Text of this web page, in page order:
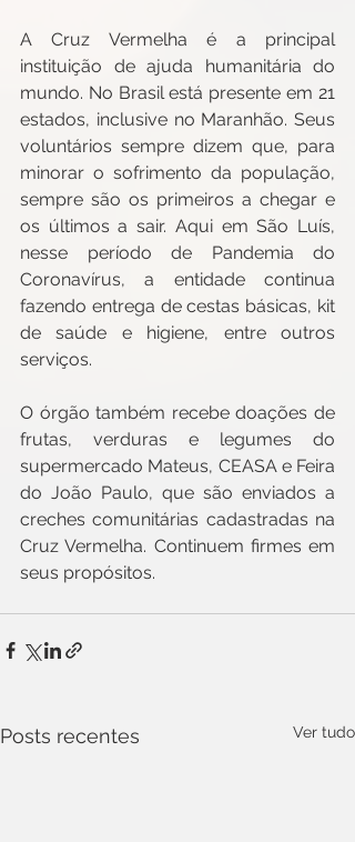
A Cruz Vermelha é a principal
instituição de ajuda humanitária do
mundo. No Brasil está presente em 21
estados, inclusive no Maranhão. Seus
voluntários sempre dizem que, para
minorar o sofrimento da população,
sempre são os primeiros a chegar e
os últimos a sair. Aqui em São Luís,
nesse período de Pandemia do
Coronavírus, a entidade continua
fazendo entrega de cestas básicas, kit
de saúde e higiene, entre outros
serviços.
O órgão também recebe doações de
frutas, verduras e legumes do
supermercado Mateus, CEASA e Feira
do João Paulo, que são enviados a
creches comunitárias cadastradas na
Cruz Vermelha. Continuem firmes em
seus propósitos.
Posts recentes Ver tudo